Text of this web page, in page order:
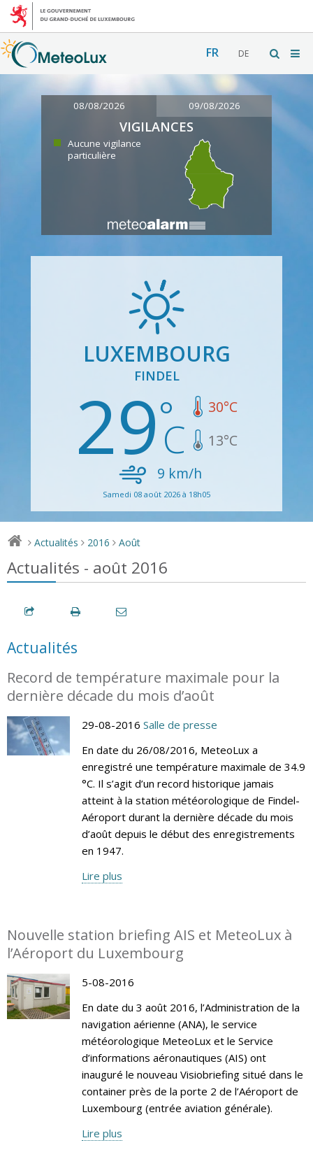
FR DE
08/08/2026 09/08/2026
VIGILANCES
Aucune vigilance
particulière
LUXEMBOURG
FINDEL
29 30°C
13°C
9 km/h
Samedi 08 août 2026 à 18h05
> Actualités > 2016 > Août
Actualités - août 2016
Actualités
Record de température maximale pour la
dernière décade du mois d’août
29-08-2016 Salle de presse
En date du 26/08/2016, MeteoLux a
enregistré une température maximale de 34.9
°C. Il s’agit d’un record historique jamais
atteint à la station météorologique de Findel-
Aéroport durant la dernière décade du mois
d’août depuis le début des enregistrements
en 1947.
Lire plus
Nouvelle station briefing AIS et MeteoLux à
l’Aéroport du Luxembourg
5-08-2016
En date du 3 août 2016, l’Administration de la
navigation aérienne (ANA), le service
météorologique MeteoLux et le Service
d’informations aéronautiques (AIS) ont
inauguré le nouveau Visiobriefing situé dans le
container près de la porte 2 de l’Aéroport de
Luxembourg (entrée aviation générale).
Lire plus